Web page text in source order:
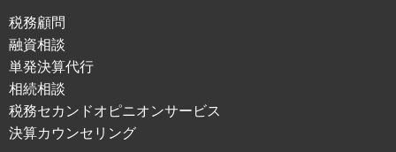
税務顧問
融資相談
単発決算代行
相続相談
税務セカンドオピニオンサービス
決算カウンセリング